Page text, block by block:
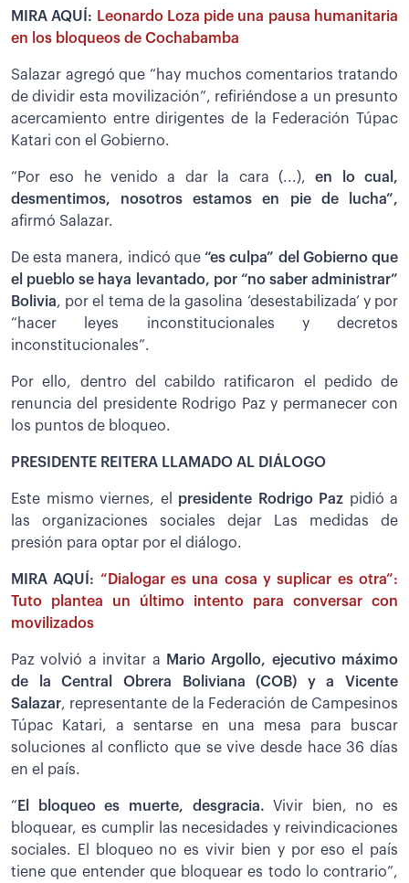
MIRA AQUÍ: Leonardo Loza pide una pausa humanitaria
en los bloqueos de Cochabamba
Salazar agregó que “hay muchos comentarios tratando
de dividir esta movilización”, refiriéndose a un presunto
acercamiento entre dirigentes de la Federación Túpac
Katari con el Gobierno.
“Por eso he venido a dar la cara (...),en lo cual,
desmentimos, nosotros estamos en pie de lucha”,
afirmó Salazar.
De esta manera, indicó que“es culpa” del Gobierno que
el pueblo se haya levantado, por “no saber administrar”
Bolivia, por el tema de la gasolina ‘desestabilizada’ y por
“hacer leyes inconstitucionales y decretos
inconstitucionales”.
Por ello, dentro del cabildo ratificaron el pedido de
renuncia del presidente Rodrigo Paz y permanecer con
los puntos de bloqueo.
PRESIDENTE REITERA LLAMADO AL DIÁLOGO
Este mismo viernes, el presidente Rodrigo Paz pidió a
las organizaciones sociales dejar Las medidas de
presión para optar por el diálogo.
MIRA AQUÍ: “Dialogar es una cosa y suplicar es otra”:
Tuto plantea un último intento para conversar con
movilizados
Paz volvió a invitar a
Mario Argollo, ejecutivo máximo
de la Central Obrera Boliviana (COB) y a Vicente
Salazar, representante de la Federación de Campesinos
Túpac Katari, a sentarse en una mesa para buscar
soluciones al conflicto que se vive desde hace 36 días
en el país.
“ El bloqueo es muerte, desgracia.Vivir bien, no es
bloquear, es cumplir las necesidades y reivindicaciones
sociales. El bloqueo no es vivir bien y por eso el país
tiene que entender que bloquear es todo lo contrario”,